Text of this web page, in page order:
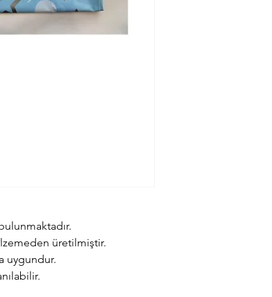
üretilmiştir.
uygundur.